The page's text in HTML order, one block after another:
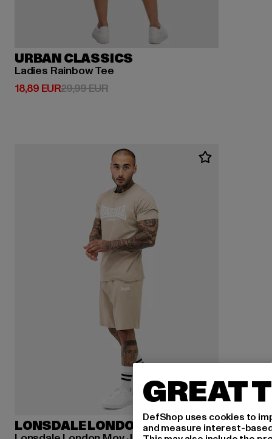
URBAN CLASSICS
Ladies Rainbow Tee
18,89 EUR
Derzeitiger Preis: 18,89 EUR
29,99 EURAktionspreis: 29,99 EUR
LONSDALE LONDON
GREAT
DefShop uses cookies to
and measure interest-